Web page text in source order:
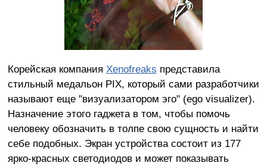
Корейская компания Xenofreaks представила
стильный медальон PIX, который сами разработчики
называют еще "визуализатором эго" (ego visualizer).
Назначение этого гаджета в том, чтобы помочь
человеку обозначить в толпе свою сущность и найти
себе подобных. Экран устройства состоит из 177
ярко-красных светодиодов и может показывать